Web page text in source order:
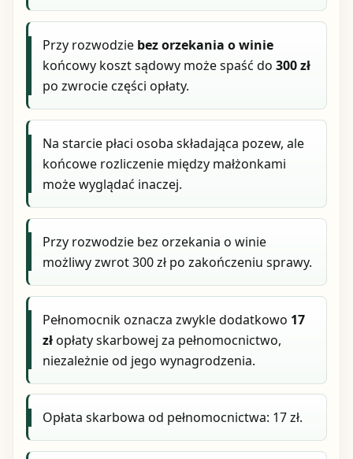
Przy rozwodzie bez orzekania o winie
końcowy koszt sądowy może spaść do300 zł
po zwrocie części opłaty.
Na starcie płaci osoba składająca pozew, ale
końcowe rozliczenie między małżonkami
może wyglądać inaczej.
Przy rozwodzie bez orzekania o winie
możliwy zwrot 300 zł po zakończeniu sprawy.
Pełnomocnik oznacza zwykle dodatkowo 17
złopłaty skarbowej za pełnomocnictwo,
niezależnie od jego wynagrodzenia.
Opłata skarbowa od pełnomocnictwa: 17 zł.